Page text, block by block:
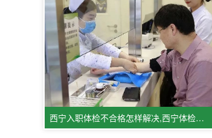
西宁入职体检不合格怎样解决,西宁体检医院体检服务相关情况